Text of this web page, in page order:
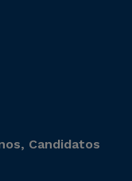
Candidatos